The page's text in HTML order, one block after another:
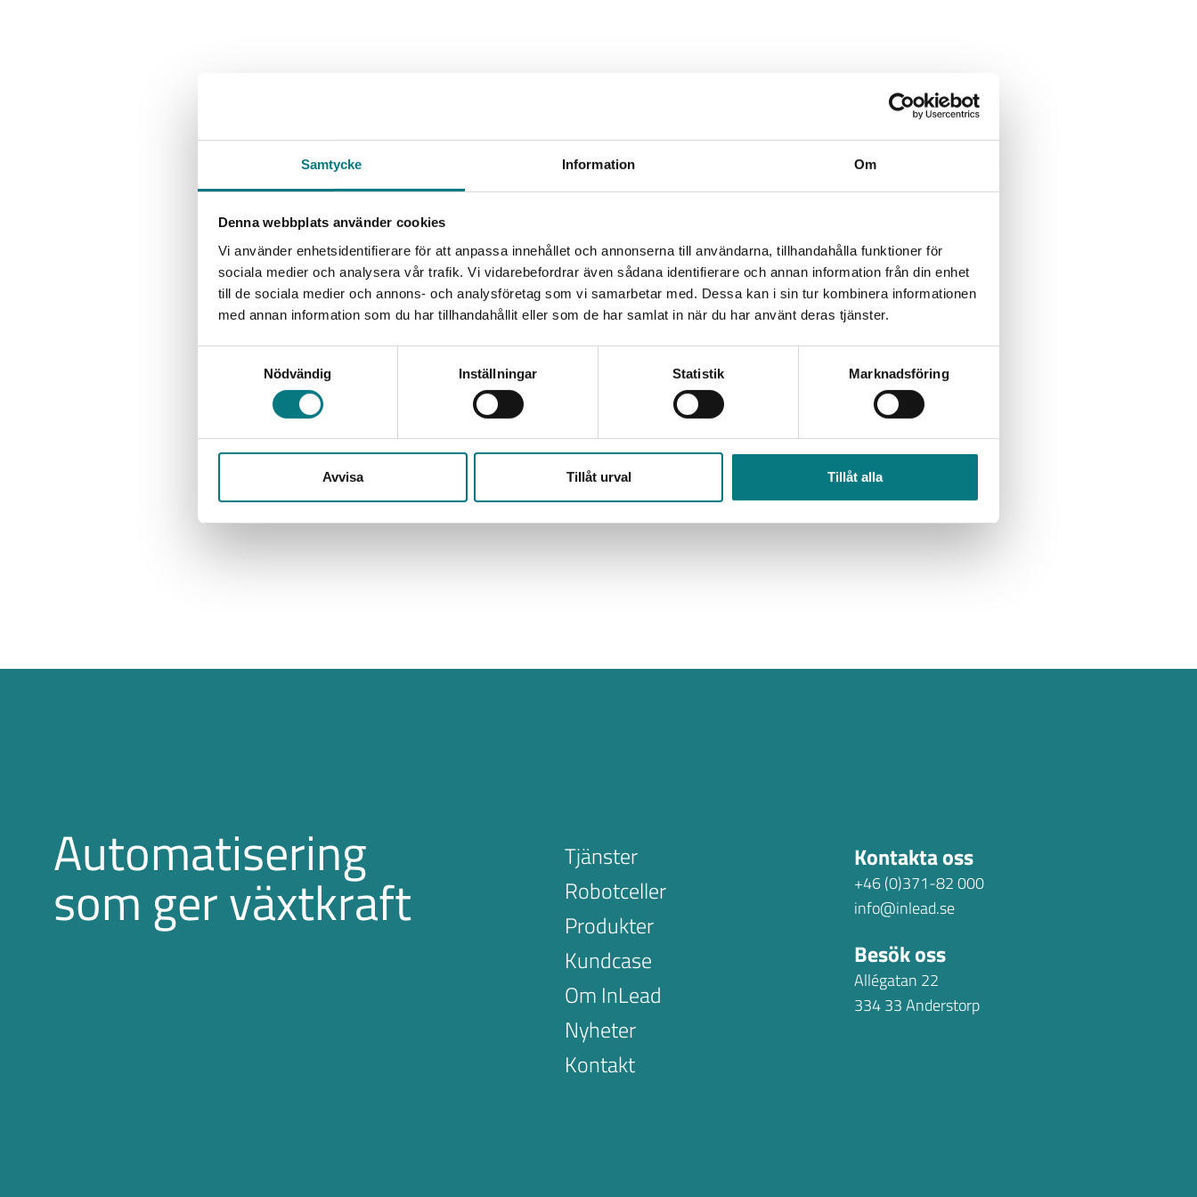
Samtycke Information Om
Denna webbplats använder cookies
Vi använder enhetsidentifierare för att anpassa innehållet och annonserna till användarna, tillhandahålla funktioner för
sociala medier och analysera vår trafik. Vi vidarebefordrar även sådana identifierare och annan information från din enhet
till de sociala medier och annons- och analysföretag som vi samarbetar med. Dessa kan i sin tur kombinera informationen
med annan information som du har tillhandahållit eller som de har samlat in när du har använt deras tjänster.
Nödvändig
Inställningar Statistik Marknadsföring
Avvisa Tillåt urval Tillåt alla
Automatisering
som ger växtkraft
Tjänster
Robotceller
Produkter
Kundcase
Om InLead
Nyheter
Kontakt
Kontakta oss
+46 (0)371-82 000
info@inlead.se
Besök oss
Allégatan 22
334 33 Anderstorp